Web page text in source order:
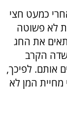
כמעט חצי
לא פשוטה
את החג
הקרב
אותם. לפיכך,
המן לא